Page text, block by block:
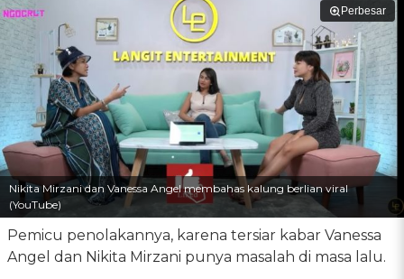
Perbesar
Nikita Mirzani dan Vanessa Angel membahas kalung berlian viral
(YouTube)
Pemicu penolakannya, karena tersiar kabar Vanessa
Angel dan Nikita Mirzani punya masalah di masa lalu.